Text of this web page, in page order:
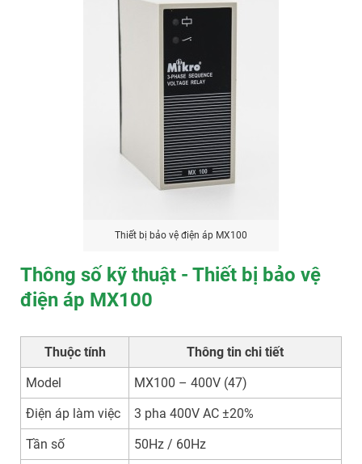
Thiết bị bảo vệ điện áp MX100
Thông số kỹ thuật - Thiết bị bảo vệ
điện áp MX100
Thuộc tính
Thông tin chi tiết
Model
MX100 – 400V (47)
Điện áp làm việc
3 pha 400V AC ±20%
Tần số
50Hz / 60Hz